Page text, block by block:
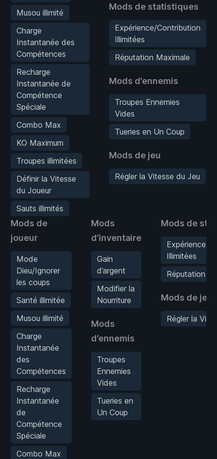
Musou illimité
Charge
Instantanée des
Compétences
Recharge
Instantanée de
Compétence
Spéciale
Combo Max
KO Maximum
Troupes illimitées
Définir la Vitesse
du Joueur
Sauts illimités
Mods de statistiques
Expérience/Contribution
Illimitées
Réputation Maximale
Mods d’ennemis
Troupes Ennemies
Vides
Tueries en Un Coup
Mods de jeu
Régler la Vitesse du Jeu
Mods de
joueur
Mode
Dieu/Ignorer
les coups
Santé illimitée
Musou illimité
Charge
Instantanée
des
Compétences
Recharge
Instantanée
de
Compétence
Spéciale
Combo Max
Mods
d’inventaire
Gain
d’argent
Modifier la
Nourriture
Mods
d’ennemis
Troupes
Ennemies
Vides
Tueries en
Un Coup
Mods de
Expérience/
Illimitées
Réputation
Mods de jeu
Régler la